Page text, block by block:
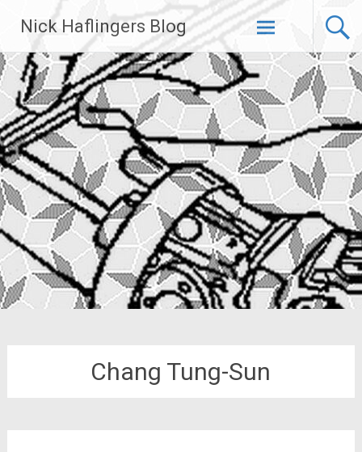
Inhalt
springen
Nick Haflingers Blog
Chang Tung-Sun